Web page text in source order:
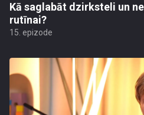
Kā saglabāt dzirksteli un
rutīnai?
15. epizode